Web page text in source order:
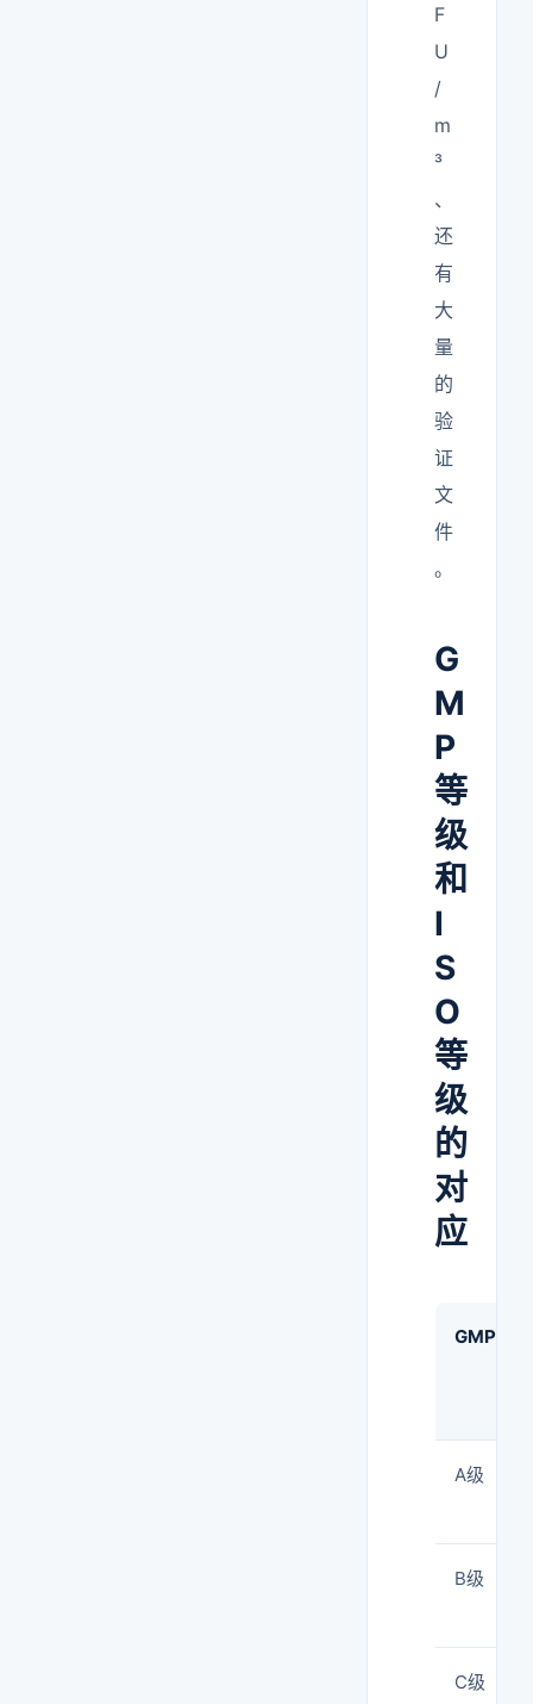
F
U
/
m
³
、
还
有
大
量
的
验
证
文
件
。
G
M
P
等
级
和
I
S
O
等
级
的
对
应
GMP
A级
B级
C级